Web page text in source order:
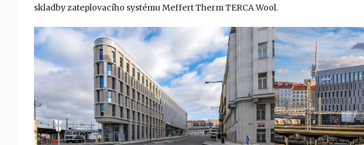
skladby zateplovacího systému Meffert Therm TERCA Wool.